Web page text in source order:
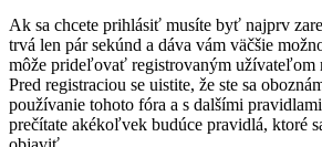
Ak sa chcete prihlásiť musíte byť najprv
trvá len pár sekúnd a dáva vám väčšie
môže prideľovať registrovaným užívateľom
Pred registraciou se uistite, že ste sa
používanie tohoto fóra a s dalšími
prečítate akékoľvek budúce pravidlá, ktoré